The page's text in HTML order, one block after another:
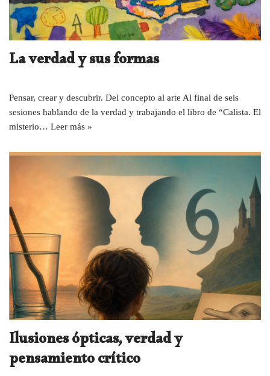
La verdad y sus formas
Pensar, crear y descubrir. Del concepto al arte Al final de seis
sesiones hablando de la verdad y trabajando el libro de “Calista. El
misterio… Leer más »
Ilusiones ópticas, verdad y
pensamiento crítico